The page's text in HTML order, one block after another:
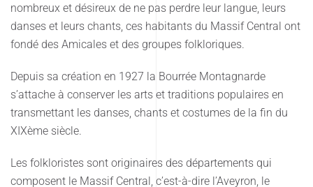
nombreux et désireux de ne pas perdre leur langue, leurs
danses et leurs chants, ces habitants du Massif Central ont
fondé des Amicales et des groupes folkloriques.
Depuis sa création en 1927 la Bourrée Montagnarde
s’attache à conserver les arts et traditions populaires en
transmettant les danses, chants et costumes de la fin du
XIXème siècle.
Les folkloristes sont originaires des départements qui
composent le Massif Central, c’est-à-dire l’Aveyron, le